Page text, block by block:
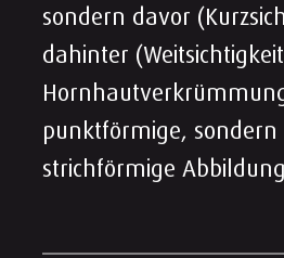
sondern davor
dahinter
punktförmige, sondern
strichförmige